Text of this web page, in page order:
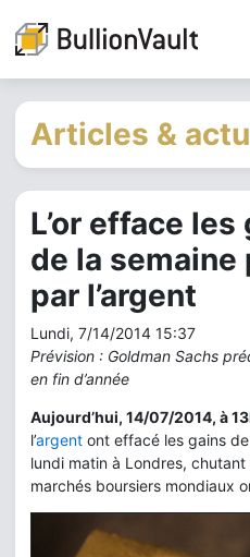
Articles &
L’or efface les
de la semaine
par l’argent
Lundi, 7/14/2014 15:37
Prévision : Goldman Sachs
en fin d’année
Aujourd’hui, 14/07/2014, à
l’argent ont effacé les gains
lundi matin à Londres,
marchés boursiers mondiaux